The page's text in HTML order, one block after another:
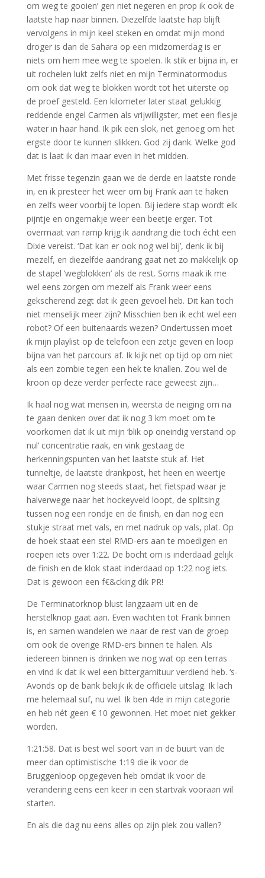
om weg te gooien’ gen niet negeren en prop ik ook de
laatste hap naar binnen. Diezelfde laatste hap blijft
vervolgens in mijn keel steken en omdat mijn mond
droger is dan de Sahara op een midzomerdag is er
niets om hem mee weg te spoelen. Ik stik er bijna in, er
uit rochelen lukt zelfs niet en mijn Terminatormodus
om ook dat weg te blokken wordt tot het uiterste op
de proef gesteld. Een kilometer later staat gelukkig
reddende engel Carmen als vrijwilligster, met een flesje
water in haar hand. Ik pik een slok, net genoeg om het
ergste door te kunnen slikken. God zij dank. Welke god
dat is laat ik dan maar even in het midden.
Met frisse tegenzin gaan we de derde en laatste ronde
in, en ik presteer het weer om bij Frank aan te haken
en zelfs weer voorbij te lopen. Bij iedere stap wordt elk
pijntje en ongemakje weer een beetje erger. Tot
overmaat van ramp krijg ik aandrang die toch écht een
Dixie vereist. ‘Dat kan er ook nog wel bij’, denk ik bij
mezelf, en diezelfde aandrang gaat net zo makkelijk op
de stapel ‘wegblokken’ als de rest. Soms maak ik me
wel eens zorgen om mezelf als Frank weer eens
gekscherend zegt dat ik geen gevoel heb. Dit kan toch
niet menselijk meer zijn? Misschien ben ik echt wel een
robot? Of een buitenaards wezen? Ondertussen moet
ik mijn playlist op de telefoon een zetje geven en loop
bijna van het parcours af. Ik kijk net op tijd op om niet
als een zombie tegen een hek te knallen. Zou wel de
kroon op deze verder perfecte race geweest zijn…
Ik haal nog wat mensen in, weersta de neiging om na
te gaan denken over dat ik nog 3 km moet om te
voorkomen dat ik uit mijn ‘blik op oneindig verstand op
nul’ concentratie raak, en vink gestaag de
herkenningspunten van het laatste stuk af. Het
tunneltje, de laatste drankpost, het heen en weertje
waar Carmen nog steeds staat, het fietspad waar je
halverwege naar het hockeyveld loopt, de splitsing
tussen nog een rondje en de finish, en dan nog een
stukje straat met vals, en met nadruk op vals, plat. Op
de hoek staat een stel RMD-ers aan te moedigen en
roepen iets over 1:22. De bocht om is inderdaad gelijk
de finish en de klok staat inderdaad op 1:22 nog iets.
Dat is gewoon een f€&cking dik PR!
De Terminatorknop blust langzaam uit en de
herstelknop gaat aan. Even wachten tot Frank binnen
is, en samen wandelen we naar de rest van de groep
om ook de overige RMD-ers binnen te halen. Als
iedereen binnen is drinken we nog wat op een terras
en vind ik dat ik wel een bittergarnituur verdiend heb. ‘s-
Avonds op de bank bekijk ik de officiële uitslag. Ik lach
me helemaal suf, nu wel. Ik ben 4de in mijn categorie
en heb nét geen € 10 gewonnen. Het moet niet gekker
worden.
1:21:58. Dat is best wel soort van in de buurt van de
meer dan optimistische 1:19 die ik voor de
Bruggenloop opgegeven heb omdat ik voor de
verandering eens een keer in een startvak vooraan wil
starten.
En als die dag nu eens alles op zijn plek zou vallen?